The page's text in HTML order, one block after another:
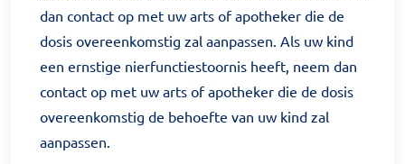
dan contact op met uw arts of apotheker die de
dosis overeenkomstig zal aanpassen. Als uw kind
een ernstige nierfunctiestoornis heeft, neem dan
contact op met uw arts of apotheker die de dosis
overeenkomstig de behoefte van uw kind zal
aanpassen.